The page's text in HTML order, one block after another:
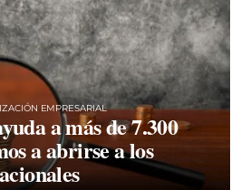
EMPRESARIAL
a más de 7.300
a abrirse a los